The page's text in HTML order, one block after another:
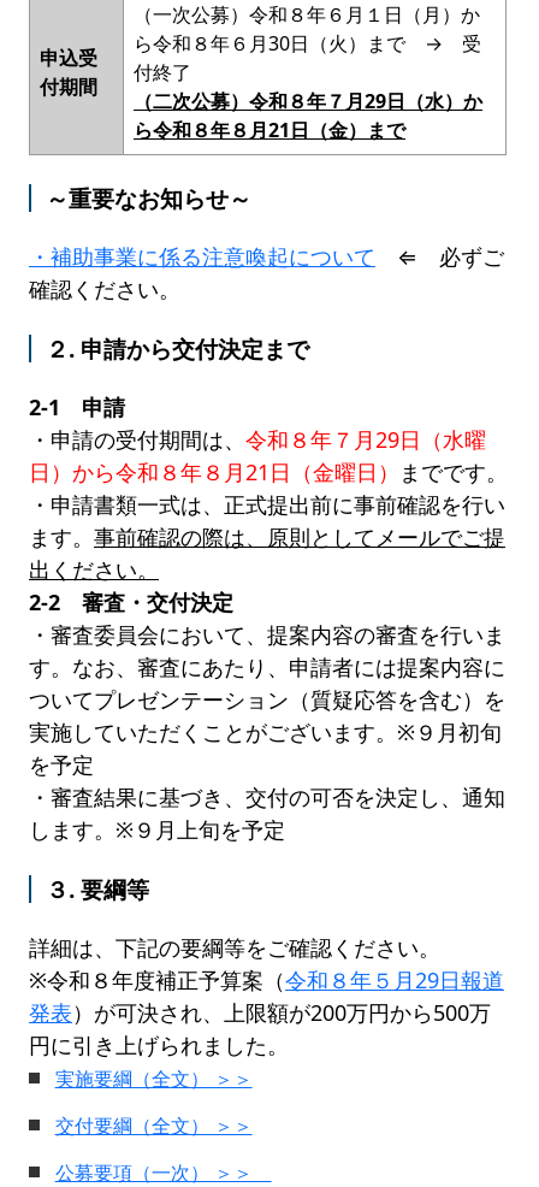
申込受
付期間
（一次公募）令和８年６月１日（月）か
ら令和８年６月30日（火）まで → 受
付終了
（二次公募）令和８年７月29日（水）か
ら令和８年８月21日（金）まで
～重要なお知らせ～
・補助事業に係る注意喚起について ⇐ 必ずご
確認ください。
２. 申請から交付決定まで
2-1 申請
・申請の受付期間は、 令和８年７月29日（水曜
日）から令和８年８月21日（金曜日） までです。
・申請書類一式は、正式提出前に事前確認を行い
ます。 事前確認の際は、原則としてメールでご提
出ください。
2-2 審査・交付決定
・審査委員会において、提案内容の審査を行いま
す。なお、審査にあたり、申請者には提案内容に
ついてプレゼンテーション（質疑応答を含む）を
実施していただくことがございます。※９月初旬
を予定
・審査結果に基づき、交付の可否を決定し、通知
します。※９月上旬を予定
３. 要綱等
詳細は、下記の要綱等をご確認ください。
※令和８年度補正予算案（令和８年５月29日報道
発表）が可決され、上限額が200万円から500万
円に引き上げられました。
実施要綱（全文） ＞＞
交付要綱（全文） ＞＞
公募要項（一次） ＞＞